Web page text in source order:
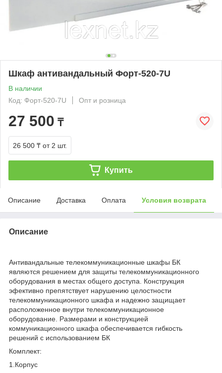
Шкаф антивандальный Форт-520-7U
В наличии
Код: Форт-520-7U
Опт и розница
27 500 ₸
26 500 ₸ от 2 шт.
Купить
Описание Доставка Оплата Условия возврата
Описание
Антивандальные телекоммуникационные шкафы БК
являются решением для защиты телекоммуникационного
оборудования в местах общего доступа. Конструкция
эфективно препятствует нарушению целостности
телекоммуникационного шкафа и надежно защищает
расположенное внутри телекоммуникационное
оборудование. Размерами и конструкцией
коммуникационного шкафа обеспечивается гибкость
решений с использованием БК
Комплект:
1.Корпус